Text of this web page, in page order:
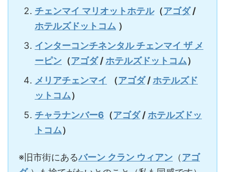
チェンマイ マリオットホテル（アゴダ/
ホテルズドットコム ）
インターコンチネンタル チェンマイ ザ メ
ーピン （アゴダ/ホテルズドットコム）
メリアチェンマイ （アゴダ/ホテルズド
ットコム）
チャラナンバー6 （アゴダ/ホテルズドッ
トコム）
※旧市街にあるバーン クラン ウィアン （アゴ